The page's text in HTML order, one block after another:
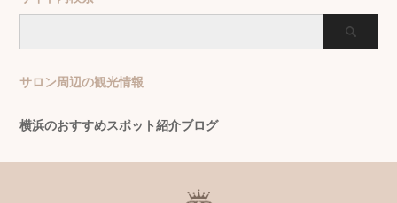
サロン周辺の観光情報
横浜のおすすめスポット紹介ブログ